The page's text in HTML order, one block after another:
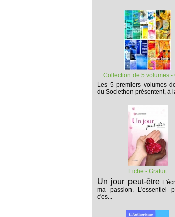
Collection de 5 volumes -
Les 5 premiers volumes
du Societhon présentent, à
Fiche - Gratuit
Un jour peut-être
ma passion. L'essentiel
c'es...